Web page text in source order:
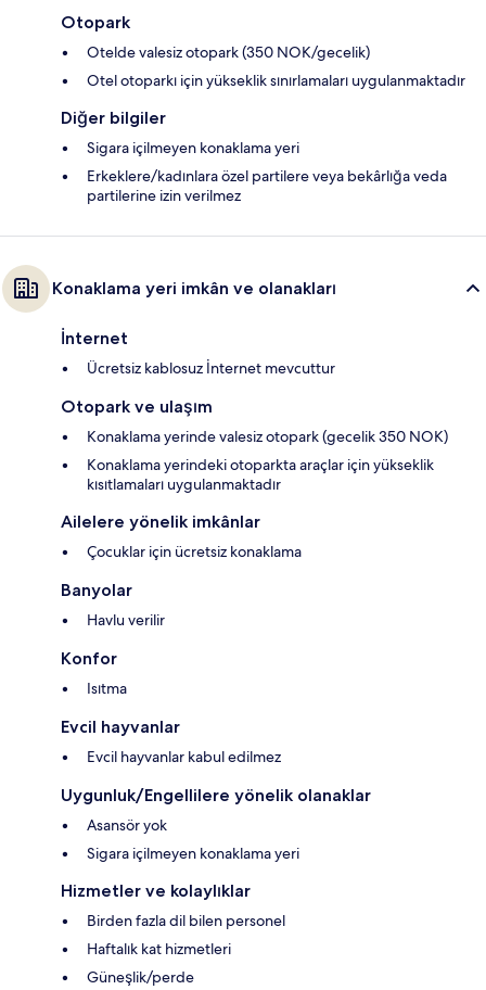
Otopark
Otelde valesiz otopark (350 NOK/gecelik)
Otel otoparkı için yükseklik sınırlamaları uygulanmaktadır
Diğer bilgiler
Sigara içilmeyen konaklama yeri
Erkeklere/kadınlara özel partilere veya bekârlığa veda
partilerine izin verilmez
Konaklama yeri imkân ve olanakları
İnternet
Ücretsiz kablosuz İnternet mevcuttur
Otopark ve ulaşım
Konaklama yerinde valesiz otopark (gecelik 350 NOK)
Konaklama yerindeki otoparkta araçlar için yükseklik
kısıtlamaları uygulanmaktadır
Ailelere yönelik imkânlar
Çocuklar için ücretsiz konaklama
Banyolar
Havlu verilir
Konfor
Isıtma
Evcil hayvanlar
Evcil hayvanlar kabul edilmez
Uygunluk/Engellilere yönelik olanaklar
Asansör yok
Sigara içilmeyen konaklama yeri
Hizmetler ve kolaylıklar
Birden fazla dil bilen personel
Haftalık kat hizmetleri
Güneşlik/perde